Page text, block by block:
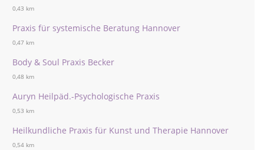
0,43 km
Praxis für systemische Beratung Hannover
0,47 km
Body & Soul Praxis Becker
0,48 km
Auryn Heilpäd.-Psychologische Praxis
0,53 km
Heilkundliche Praxis für Kunst und Therapie Hannover
0,54 km